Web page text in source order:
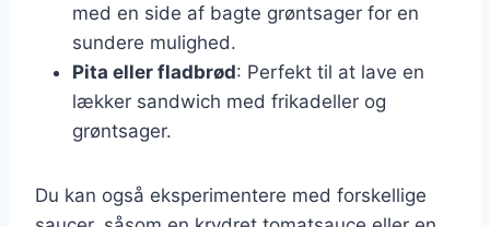
med en side af bagte grøntsager for en
sundere mulighed.
Pita eller fladbrød: Perfekt til at lave en
lækker sandwich med frikadeller og
grøntsager.
Du kan også eksperimentere med forskellige